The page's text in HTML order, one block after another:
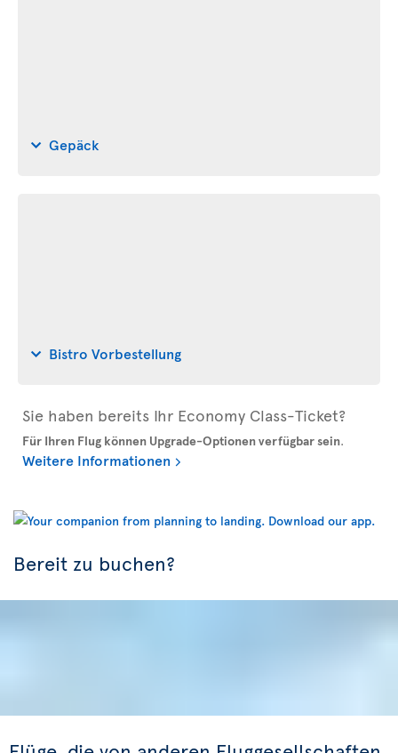
Gepäck
Bistro Vorbestellung
Sie haben bereits Ihr Economy Class-Ticket?
Für Ihren Flug können Upgrade-Optionen verfügbar sein.
Weitere Informationen
Bereit zu buchen?